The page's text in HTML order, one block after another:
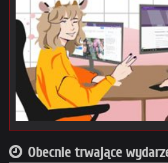
Obecnie trwające